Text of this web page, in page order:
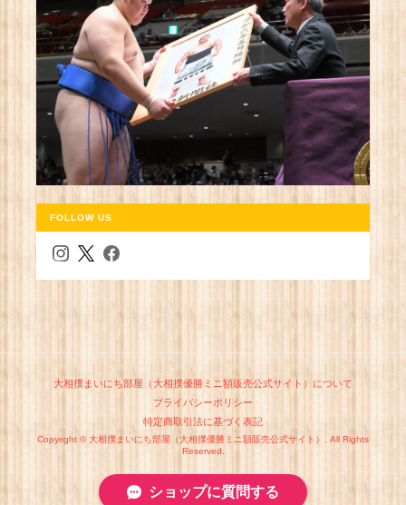
FOLLOW US
大相撲まいにち部屋（大相撲優勝ミニ額販売公式サイト）について
プライバシーポリシー
特定商取引法に基づく表記
Copyright © 大相撲まいにち部屋（大相撲優勝ミニ額販売公式サイト）. All Rights
Reserved.
ショップに質問する